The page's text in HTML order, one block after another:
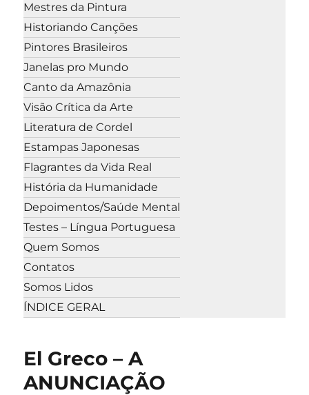
Mestres da Pintura
Historiando Canções
Pintores Brasileiros
Janelas pro Mundo
Canto da Amazônia
Visão Crítica da Arte
Literatura de Cordel
Estampas Japonesas
Flagrantes da Vida Real
História da Humanidade
Depoimentos/Saúde Mental
Testes – Língua Portuguesa
Quem Somos
Contatos
Somos Lidos
ÍNDICE GERAL
El Greco – A
ANUNCIAÇÃO